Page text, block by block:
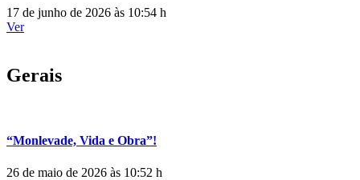
17 de junho de 2026 às 10:54 h
Ver
Gerais
“Monlevade, Vida e Obra”!
26 de maio de 2026 às 10:52 h